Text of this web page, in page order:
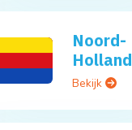
Noord-
Holland
Bekijk